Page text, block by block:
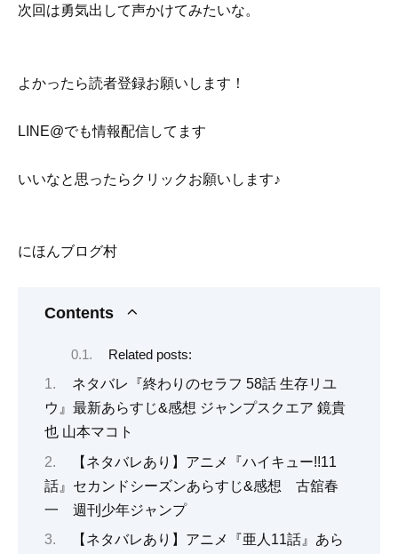
次回は勇気出して声かけてみたいな。
よかったら読者登録お願いします！
LINE@でも情報配信してます
いいなと思ったらクリックお願いします♪
にほんブログ村
Contents
Related posts:
ネタバレ『終わりのセラフ 58話 生存リユ
ウ』最新あらすじ&感想 ジャンプスクエア 鏡貴
也 山本マコト
【ネタバレあり】アニメ『ハイキュー!!11
話』セカンドシーズンあらすじ&感想 古舘春
一 週刊少年ジャンプ
【ネタバレあり】アニメ『亜人11話』あら